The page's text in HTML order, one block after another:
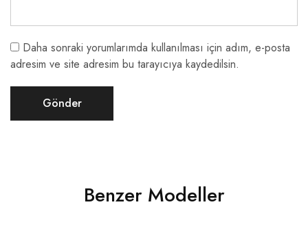
Daha sonraki yorumlarımda kullanılması için adım, e-posta
adresim ve site adresim bu tarayıcıya kaydedilsin.
Benzer Modeller